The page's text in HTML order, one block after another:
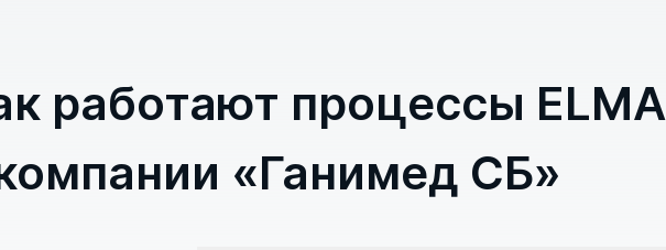
работают процессы ELMA
«Ганимед СБ»